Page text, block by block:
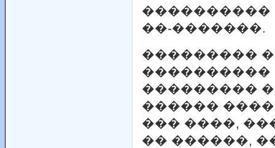
����������
��-�������.
���������
����������
���������
������
��� ����,
�� ������,